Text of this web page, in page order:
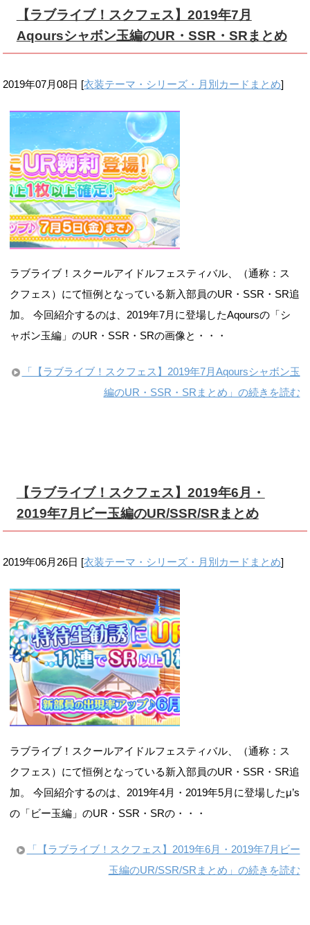
【ラブライブ！スクフェス】2019年7月
Aqoursシャボン玉編のUR・SSR・SRまとめ
2019年07月08日 [衣装テーマ・シリーズ・月別カードまとめ]
ラブライブ！スクールアイドルフェスティバル、（通称：ス
クフェス）にて恒例となっている新入部員のUR・SSR・SR追
加。 今回紹介するのは、2019年7月に登場したAqoursの「シ
ャボン玉編」のUR・SSR・SRの画像と・・・
「【ラブライブ！スクフェス】2019年7月Aqoursシャボン玉
編のUR・SSR・SRまとめ」の続きを読む
【ラブライブ！スクフェス】2019年6月・
2019年7月ビー玉編のUR/SSR/SRまとめ
2019年06月26日 [衣装テーマ・シリーズ・月別カードまとめ]
ラブライブ！スクールアイドルフェスティバル、（通称：ス
クフェス）にて恒例となっている新入部員のUR・SSR・SR追
加。 今回紹介するのは、2019年4月・2019年5月に登場したμ’s
の「ビー玉編」のUR・SSR・SRの・・・
「【ラブライブ！スクフェス】2019年6月・2019年7月ビー
玉編のUR/SSR/SRまとめ」の続きを読む